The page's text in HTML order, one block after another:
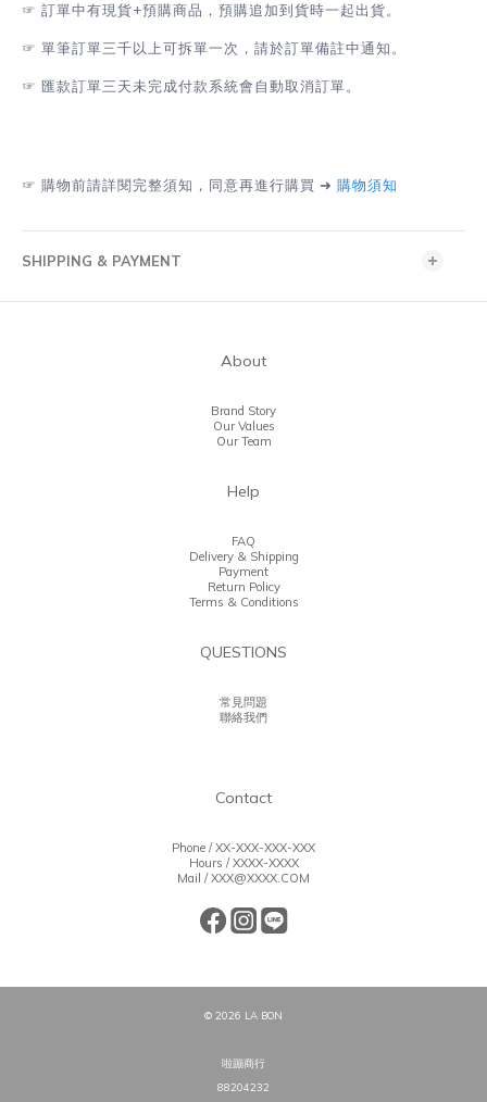
☞ 訂單中有現貨+預購商品，預購追加到貨時一起出貨。
☞ 單筆訂單三千以上可拆單一次，請於訂單備註中通知。
☞ 匯款訂單三天未完成付款系統會自動取消訂單。
☞ 購物前請詳閱完整須知，同意再進行購買 ➜ 購物須知
SHIPPING & PAYMENT
About
Brand Story
Our Values
Our Team
Help
FAQ
Delivery & Shipping
Payment
Return Policy
Terms & Conditions
QUESTIONS
常見問題
聯絡我們
Contact
Phone / XX-XXX-XXX-XXX
Hours / XXXX-XXXX
Mail / XXX@XXXX.COM
© 2026 LA BON
啦蹦商行
88204232